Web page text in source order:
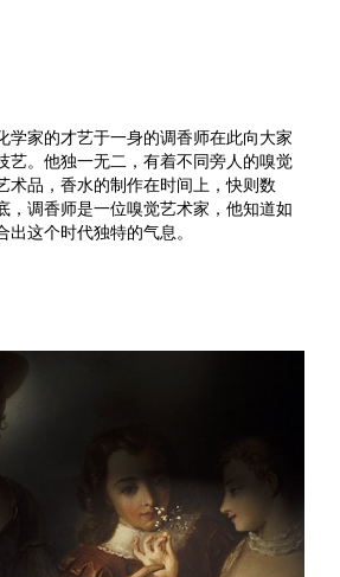
学家的才艺于一身的调香师在此向大家
艺。他独一无二，有着不同旁人的嗅觉
术品，香水的制作在时间上，快则数
，调香师是一位嗅觉艺术家，他知道如
这个时代独特的气息。